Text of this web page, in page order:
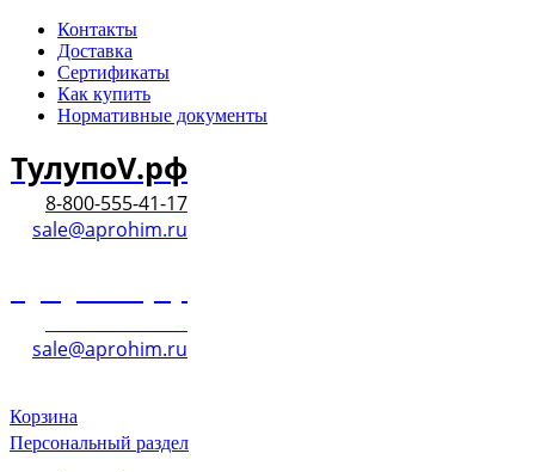
Контакты
Доставка
Сертификаты
Как купить
Нормативные документы
ТулупоV.рф
8-800-555-41-17
sale@aprohim.ru
sale@aprohim.ru
Корзина
Персональный раздел